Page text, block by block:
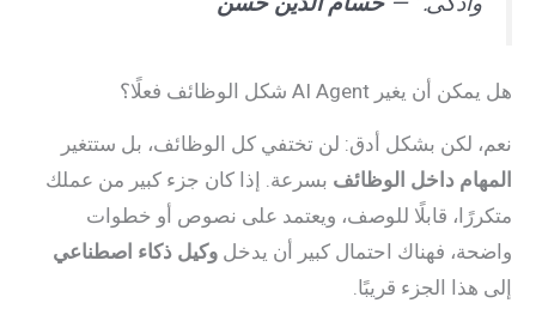
هل يمكن أن يغير AI Agent شكل الوظائف فعلًا؟
نعم، لكن بشكل أدق: لن تختفي كل الوظائف، بل ستتغير
المهام داخل الوظائف بسرعة. إذا كان جزء كبير من عملك
متكررًا، قابلًا للوصف، ويعتمد على نصوص أو خطوات
واضحة، فهناك احتمال كبير أن يدخل وكيل ذكاء اصطناعي
إلى هذا الجزء قريبًا.